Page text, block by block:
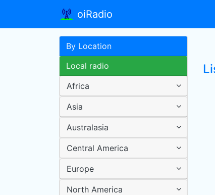
oiRadio
By Location
Local radio
Africa
Asia
Australasia
Central America
Europe
North America